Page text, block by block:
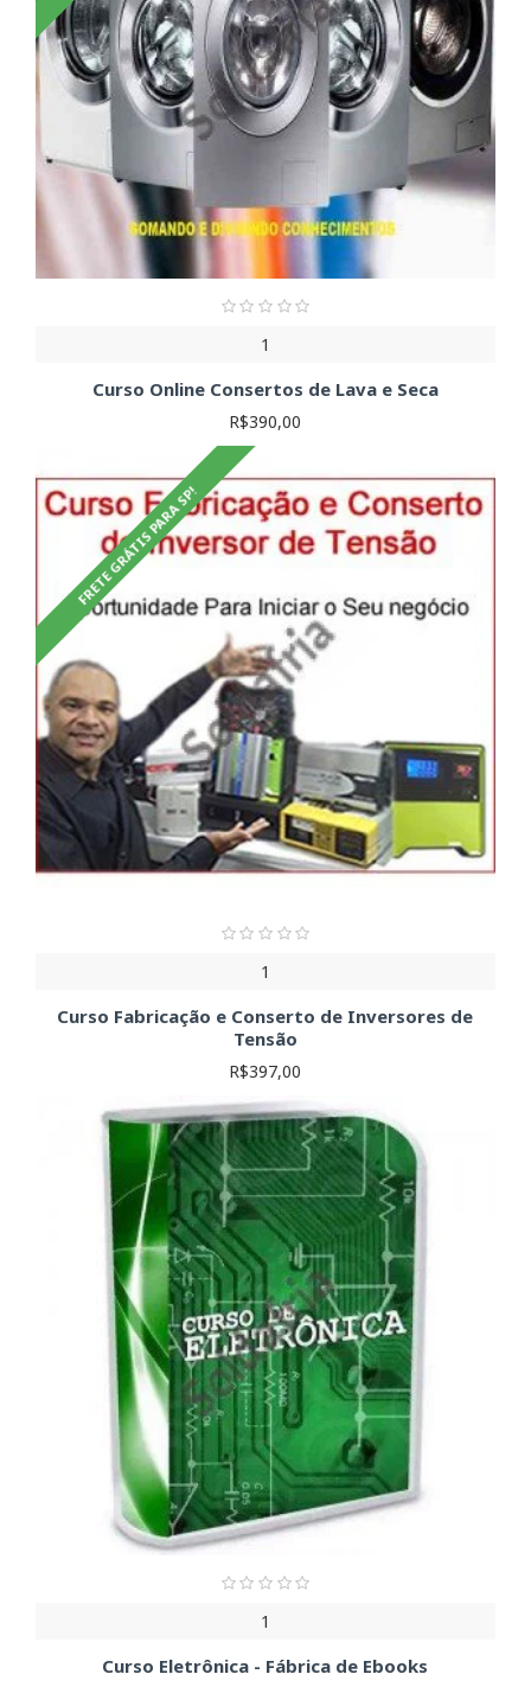
1
Curso Online Consertos de Lava e Seca
R$390,00
FRETE GRÁTIS PARA SP!
1
Curso Fabricação e Conserto de Inversores de
Tensão
R$397,00
1
Curso Eletrônica - Fábrica de Ebooks